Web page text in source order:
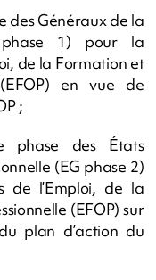
des Généraux de la
phase 1) pour la
de la Formation et
(EFOP) en vue de
;
phase des États
(EG phase 2)
de l’Emploi, de la
(EFOP) sur
plan d’action du